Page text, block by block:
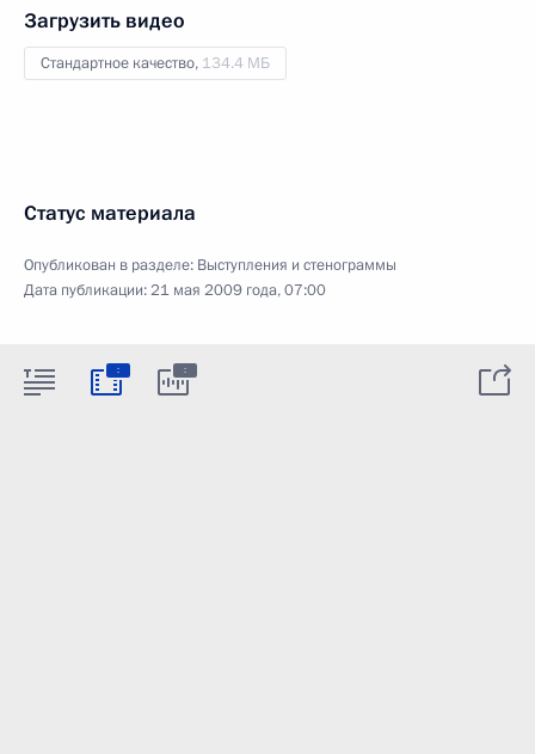
Загрузить видео
Стандартное качество, 134.4 МБ
Статус материала
Опубликован в разделе: Выступления и стенограммы
Дата публикации:21 мая 2009 года, 07:00
: :